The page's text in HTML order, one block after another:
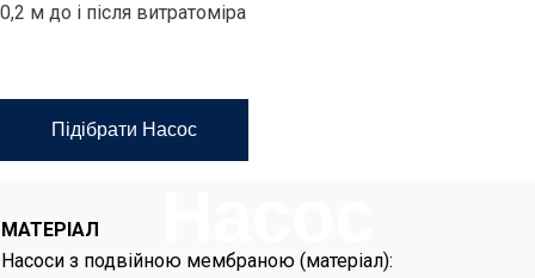
Мембранний
0,2 м до і після витратоміра
Підібрати Насос
МАТЕРІАЛ
Насоси з подвійною мембраною (матеріал):